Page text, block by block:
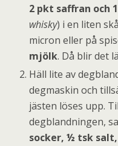
2 pkt saffran och
whisky) i en liten
micron eller på
mjölk. Då blir det
Häll lite av
degmaskin och
jästen löses upp.
degblandningen,
socker, ½ tsk